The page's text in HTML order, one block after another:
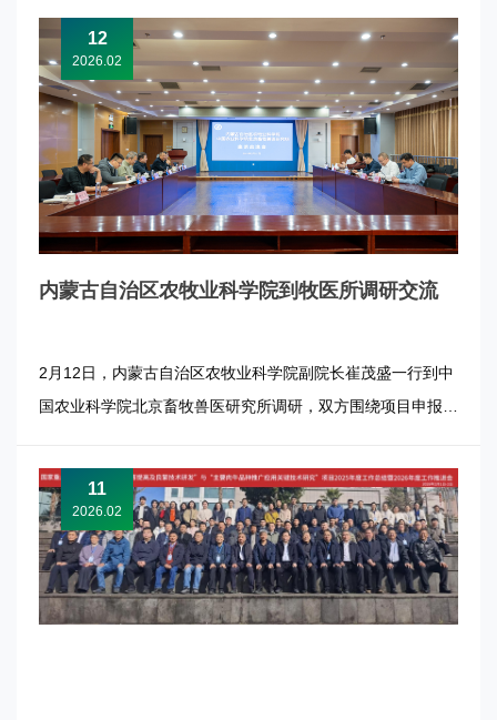
度监测项目实施成效，深入分析当前奶业形势，科学谋划
2026年生鲜乳质量安全监测重点工作。 农业农村部畜牧兽医
局奶业处...
12
2026.02
内蒙古自治区农牧业科学院到牧医所调研交流
2月12日，内蒙古自治区农牧业科学院副院长崔茂盛一行到中
国农业科学院北京畜牧兽医研究所调研，双方围绕项目申报、
座谈会。副所长李俊雅出席活动。 双方一致认为，长期以
来，双方在科技创新、成果转化以及人才培养等多个层面保持
着紧密且富有成效的合...
11
2026.02